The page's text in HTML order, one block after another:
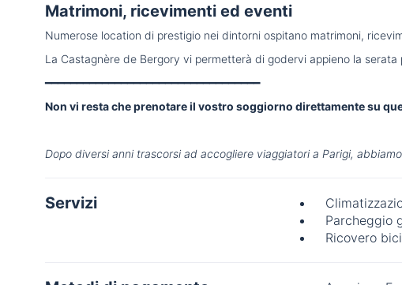
Matrimoni, ricevimenti ed eventi
Numerose location di prestigio nei dintorni ospitano matrimoni,
La Castagnère de Bergory vi permetterà di godervi appieno la
━━━━━━━━━━━━━━━━━━━━━━━━━━━━━━━━━━
Non vi resta che prenotare il vostro soggiorno direttamente su
Dopo diversi anni trascorsi ad accogliere viaggiatori a Parigi,
Servizi
Parcheggio
Ricovero